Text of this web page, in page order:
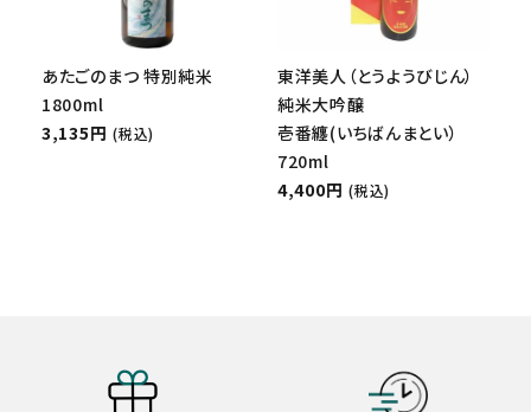
あたごのまつ 特別純米
1800ml
3,135円 (税込)
東洋美人（とうようびじん）
純米大吟醸
壱番纏(いちばんまとい）
720ml
4,400円 (税込)